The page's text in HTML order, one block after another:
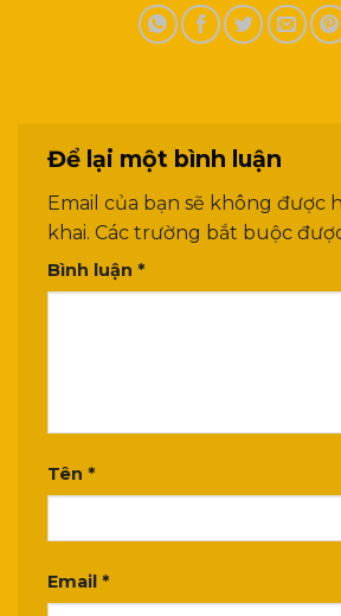
Để lại một bình luận
Email của bạn sẽ không được
khai. Các trường bắt buộc
Bình luận *
Tên *
Email *